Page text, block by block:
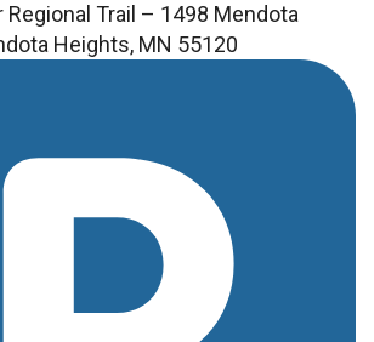
Regional Trail – 1498 Mendota
Heights, MN 55120